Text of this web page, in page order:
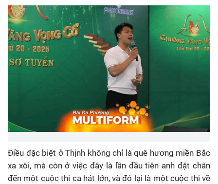
Điều đặc biệt ở Thịnh không chỉ là quê hương miền Bắc
xa xôi, mà còn ở việc đây là lần đầu tiên anh đặt chân
đến một cuộc thi ca hát lớn, và đó lại là một cuộc thi về